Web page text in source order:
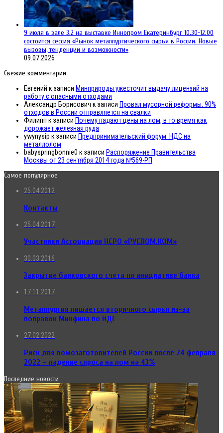
9 июля в зале 3.2 на выставке Иннопром Екатеринбург 10.30-12.00
состоится сессия «Рынок металлургического сырья в России. Новые
вызовы, тенденции и возможности»
09.07.2026
Свежие комментарии
Евгений к записи Минприроды ужесточит выдачу лицензий на
работу с опасными отходами
Александр Борисович к записи Провал мусорной реформы: 90%
отходов в России отправляется на свалки
Филипп к записи Почему падают цены на лом, в то время как
дорожает железная руда
ywynysip к записи Предпринимательский форум. НДС на
металлолом
babyspringbonnie0 к записи Распоряжение Правительства
Москвы от 23 сентября 2014 года №569-РП
Самое популярное
25.04.2012
Контакты
25.04.2017
Участники Ассоциации НСРО «РУСЛОМ.КОМ»
30.03.2016
Закрытие банковского счета по инициативе банка
17.11.2017
Металлургия лишается вторичного сырья из-за
поправок Минфина по НДС
27.02.2022
Риск для ломозаготовителей России после 24 февраля
2022 – падение спроса на лом на 43%
Последние новости